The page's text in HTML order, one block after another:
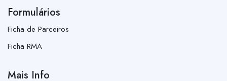
Formulários
Ficha de Parceiros
Ficha RMA
Mais Info